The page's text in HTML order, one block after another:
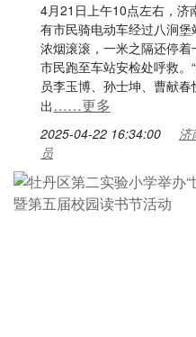
4月21日上午10点左右，济
有市民骑电动车经过八涧
浓烟滚滚，一米之隔还停
市民跑至车站安检处呼救。
员李玉博、孙士坤、曹献
出……更多
2025-04-22 16:34:00
济
员